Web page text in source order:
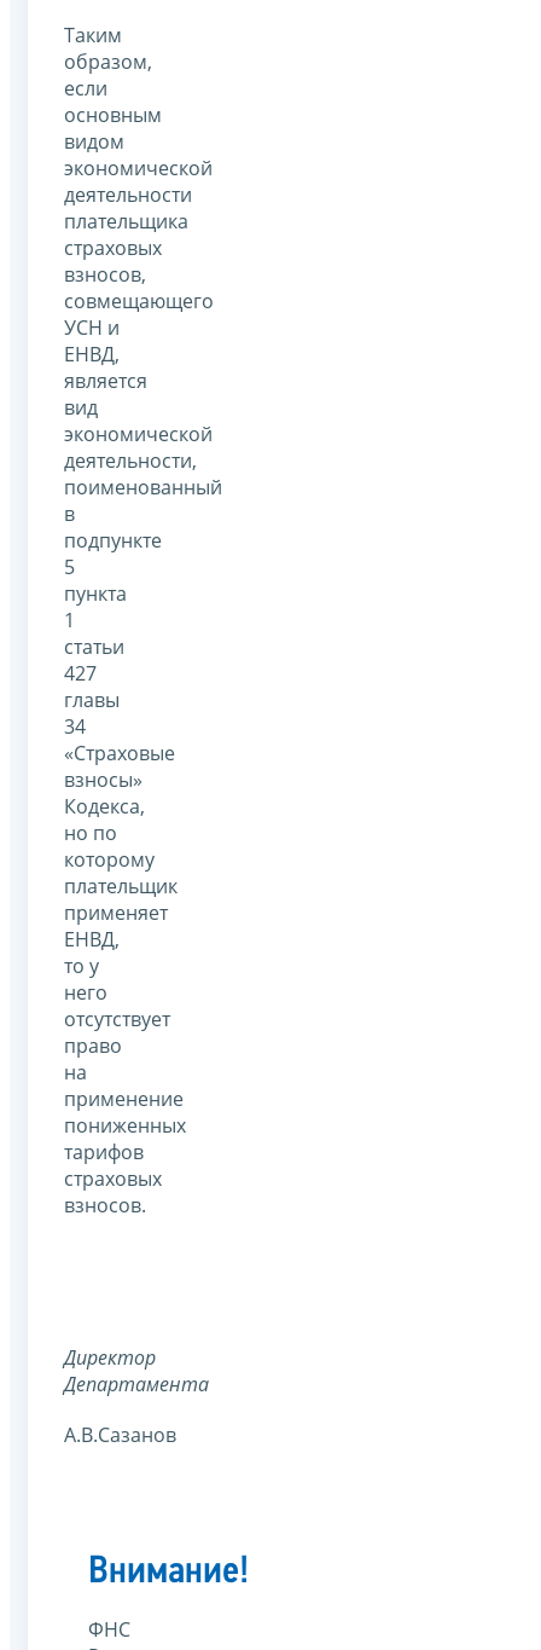
Таким
образом,
если
основным
видом
экономической
деятельности
плательщика
страховых
взносов,
совмещающего
УСН и
ЕНВД,
является
вид
экономической
деятельности,
поименованный
в
подпункте
5
пункта
1
статьи
427
главы
34
«Страховые
взносы»
Кодекса,
но по
которому
плательщик
применяет
ЕНВД,
то у
него
отсутствует
право
на
применение
пониженных
тарифов
страховых
взносов.
Директор
Департамента
А.В.Сазанов
Внимание!
ФНС